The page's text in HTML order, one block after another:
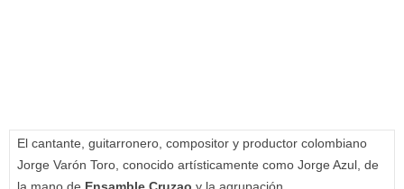
El cantante, guitarronero, compositor y productor colombiano
Jorge Varón Toro, conocido artísticamente como Jorge Azul, de